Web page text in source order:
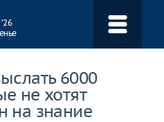
6000
не хотят
на знание